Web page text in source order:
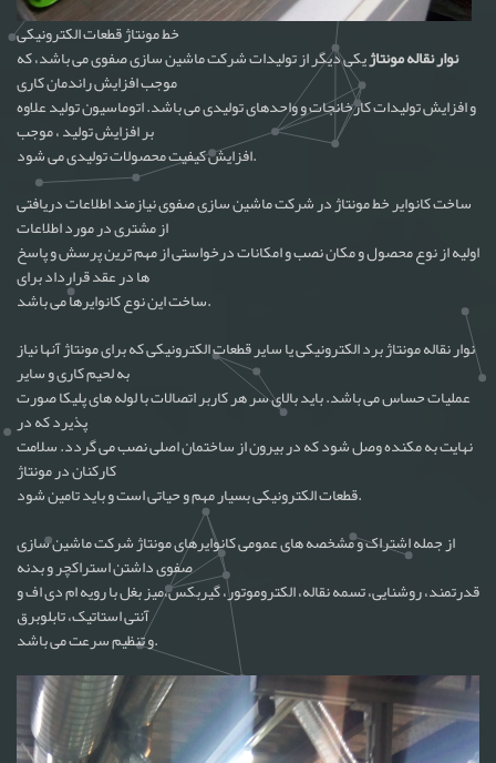
خط مونتاژ قطعات الکترونیکی
نوار نقاله مونتاژیکی دیگر از تولیدات شرکت ماشین سازی صفوی می باشد، که
موجب افزایش راندمان کاری
و افزایش تولیدات کارخانجات و واحدهای تولیدی می باشد. اتوماسیون تولید علاوه
بر افزایش تولید ، موجب
افزایش کیفیت محصولات تولیدی می شود.
ساخت کانوایر خط مونتاژ در شرکت ماشین سازی صفوی نیازمند اطلاعات دریافتی
از مشتری در مورد اطلاعات
اولیه از نوع محصول و مکان نصب و امکانات درخواستی از مهم ترین پرسش و پاسخ
ها در عقد قرارداد برای
ساخت این نوع کانوایرها می باشد.
نوار نقاله مونتاژ برد الکترونیکی یا سایر قطعات الکترونیکی که برای مونتاژ آنها نیاز
به لحیم کاری و سایر
عملیات حساس می باشد. باید بالای سر هر کاربر اتصالات با لوله های پلیکا صورت
پذیرد که در
نهایت به مکنده وصل شود که در بیرون از ساختمان اصلی نصب می گردد. سلامت
کارکنان در مونتاژ
قطعات الکترونیکی بسیار مهم و حیاتی است و باید تامین شود.
از جمله اشتراک و مشخصه های عمومی کانوایرهای مونتاژ شرکت ماشین سازی
صفوی داشتن استراکچر و بدنه
قدرتمند، روشنایی، تسمه نقاله، الکتروموتور، گیربکس،میز بغل با رویه ام دی اف و
آنتی استاتیک، تابلوبرق
و تنظیم سرعت می باشد.